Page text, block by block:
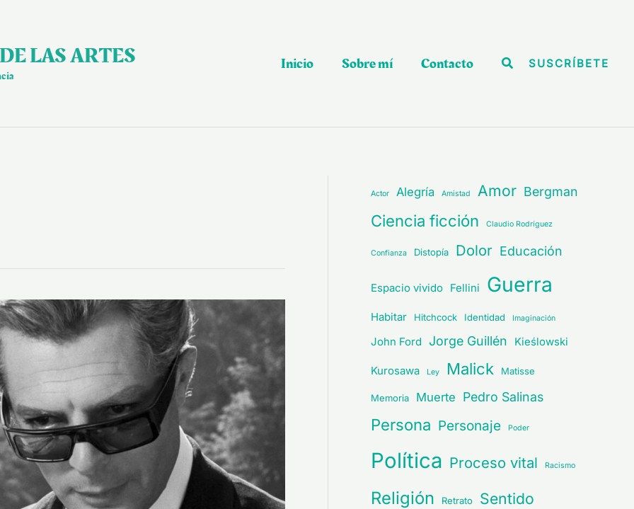
LAS ARTES Inicio Sobre mí Contacto BuscarSUSCRÍBETE
Actor Alegría Amistad Amor Bergman
Ciencia ficción Claudio Rodríguez
Confianza Distopía Dolor Educación
Espacio vivido Fellini Guerra
Habitar Hitchcock Identidad Imaginación
John Ford Jorge Guillén Kieślowski
Kurosawa Ley Malick Matisse
Memoria Muerte Pedro Salinas
Persona Personaje Poder
Política Proceso vital Racismo
Religión Retrato Sentido